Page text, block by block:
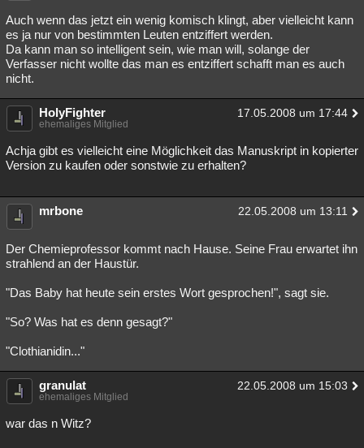
Auch wenn das jetzt ein wenig komisch klingt, aber vielleicht kann
es ja nur von bestimmten Leuten entziffert werden.
Da kann man so intelligent sein, wie man will, solange der
Verfasser nicht wollte das man es entziffert schafft man es auch
nicht.
HolyFighter 17.05.2008 um 17:44
ehemaliges Mitglied
Achja gibt es vielleicht eine Möglichkeit das Manuskript in kopierter
Version zu kaufen oder sonstwie zu erhalten?
mrbone 22.05.2008 um 13:11
Der Chemieprofessor kommt nach Hause. Seine Frau erwartet ihn
strahlend an der Haustür.
"Das Baby hat heute sein erstes Wort gesprochen!", sagt sie.
"So? Was hat es denn gesagt?"
"Clothianidin..."
granulat 22.05.2008 um 15:03
ehemaliges Mitglied
war das n Witz?